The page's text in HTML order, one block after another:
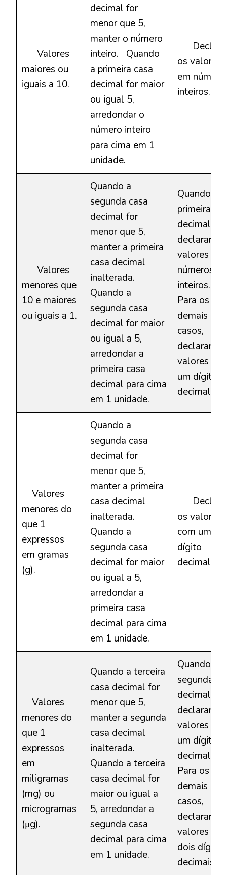
Valores
maiores ou
iguais a 10.
decimal for
menor que 5,
manter o número
inteiro.
Quando
a primeira casa
decimal for maior
ou igual 5,
arredondar o
número inteiro
para cima em 1
unidade.
os valores
em
inteiros.
Valores
menores que
10 e maiores
ou iguais a 1.
Quando a
segunda casa
decimal for
menor que 5,
manter a primeira
casa decimal
inalterada.
Quando a
segunda casa
decimal for maior
ou igual a 5,
arredondar a
primeira casa
decimal para cima
em 1 unidade.
Quando a
primeira
decimal for
declarar os
valores em
números
inteiros.
Para os
demais
casos,
declarar os
valores
um dígito
decimal.
Valores
menores do
que 1
expressos
em gramas
(g).
Quando a
segunda casa
decimal for
menor que 5,
manter a primeira
casa decimal
inalterada.
Quando a
segunda casa
decimal for maior
ou igual a 5,
arredondar a
primeira casa
decimal para cima
em 1 unidade.
os valores
com um
dígito
decimal.
Valores
menores do
que 1
expressos
em
miligramas
(mg) ou
microgramas
(μg).
Quando a terceira
casa decimal for
menor que 5,
manter a segunda
casa decimal
inalterada.
Quando a terceira
casa decimal for
maior ou igual a
5, arredondar a
segunda casa
decimal para cima
em 1 unidade.
Quando a
segunda
decimal for
declarar os
valores
um dígito
decimal.
Para os
demais
casos,
declarar os
valores
dois dígitos
decimais.